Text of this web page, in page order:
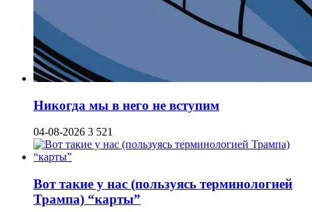
Никогда мы в него не вступим
04-08-2026 3 521
Вот такие у нас (пользуясь терминологией
Трампа) “карты”